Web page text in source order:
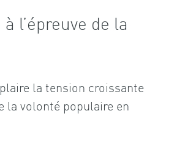
l’épreuve de la
la tension croissante
la volonté populaire en